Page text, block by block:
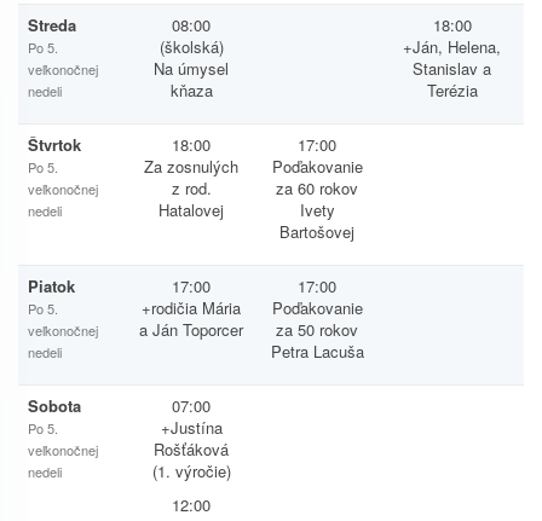
Streda
Po 5.
veľkonočnej
nedeli
08:00
(školská)
Na úmysel
kňaza
18:00
+Ján, Helena,
Stanislav a
Terézia
Štvrtok
Po 5.
veľkonočnej
nedeli
18:00
Za zosnulých
z rod.
Hatalovej
17:00
Poďakovanie
za 60 rokov
Ivety
Bartošovej
Piatok
Po 5.
veľkonočnej
nedeli
17:00
+rodičia Mária
a Ján Toporcer
17:00
Poďakovanie
za 50 rokov
Petra Lacuša
Sobota
Po 5.
veľkonočnej
nedeli
07:00
+Justína
Rošťáková
(1. výročie)
12:00